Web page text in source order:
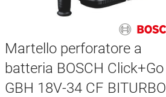
Martello perforatore a
batteria BOSCH Click+Go
GBH 18V-34 CF BITURBO